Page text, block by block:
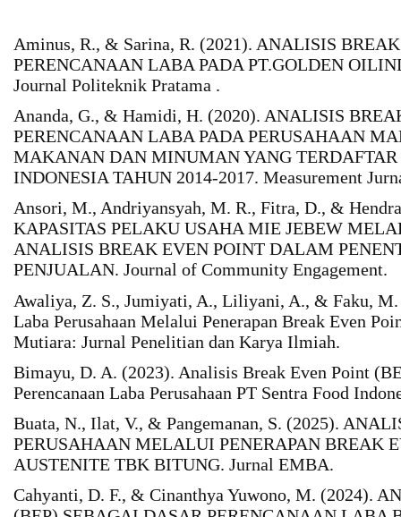
Aminus, R., & Sarina, R. (2021). ANALISIS
PERENCANAAN LABA PADA PT.GOLDEN
Journal Politeknik Pratama .
Ananda, G., & Hamidi, H. (2020). ANALISIS
PERENCANAAN LABA PADA PERUSAHAAN
MAKANAN DAN MINUMAN YANG TERDAFTAR
INDONESIA TAHUN 2014-2017. Measurement
Ansori, M., Andriyansyah, M. R., Fitra, D., &
KAPASITAS PELAKU USAHA MIE JEBEW
ANALISIS BREAK EVEN POINT DALAM
PENJUALAN. Journal of Community Engagement.
Awaliya, Z. S., Jumiyati, A., Liliyani, A., & Faku, M.
Laba Perusahaan Melalui Penerapan Break Even
Mutiara: Jurnal Penelitian dan Karya Ilmiah.
Bimayu, D. A. (2023). Analisis Break Even Point
Perencanaan Laba Perusahaan PT Sentra Food
Buata, N., Ilat, V., & Pangemanan, S. (2025).
PERUSAHAAN MELALUI PENERAPAN BREAK
AUSTENITE TBK BITUNG. Jurnal EMBA.
Cahyanti, D. F., & Cinanthya Yuwono, M. (2024).